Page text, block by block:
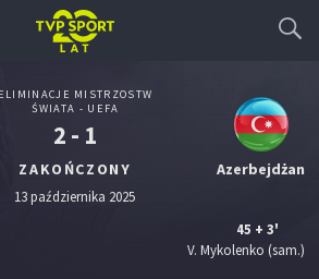
ELIMINACJE MISTRZOSTW
ŚWIATA - UEFA
2 - 1
ZAKOŃCZONY
13 października 2025
Azerbejdżan
45 + 3'
V. Mykolenko (sam.)